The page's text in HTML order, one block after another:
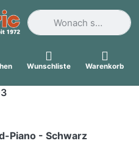
Geben Sie einen
Wunschliste Warenkorb
Piano - Schwarz